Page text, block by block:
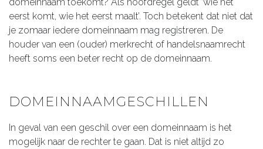
domeinnaam toekomt? Als hoofdregel geldt ‘wie het
eerst komt, wie het eerst maalt’. Toch betekent dat niet dat
je zomaar iedere domeinnaam mag registreren. De
houder van een (ouder) merkrecht of handelsnaamrecht
heeft soms een beter recht op de domeinnaam.
DOMEINNAAMGESCHILLEN
In geval van een geschil over een domeinnaam is het
mogelijk naar de rechter te gaan. Dat is niet altijd zo